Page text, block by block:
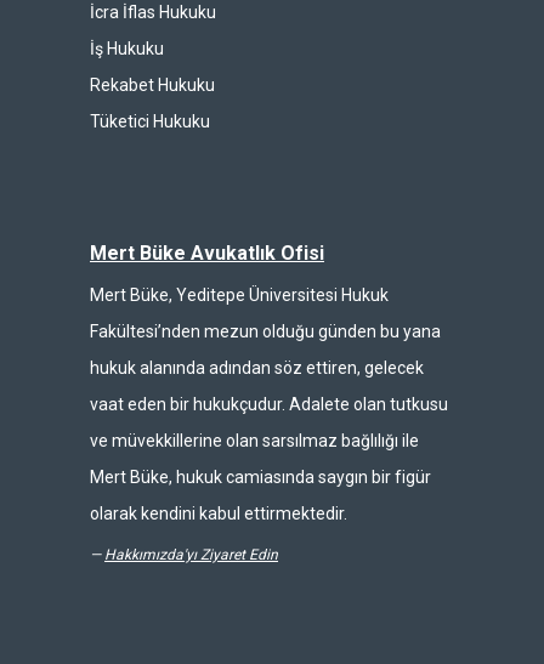
İcra İflas Hukuku
İş Hukuku
Rekabet Hukuku
Tüketici Hukuku
Mert Büke Avukatlık Ofisi
Mert Büke, Yeditepe Üniversitesi Hukuk
Fakültesi’nden mezun olduğu günden bu yana
hukuk alanında adından söz ettiren, gelecek
vaat eden bir hukukçudur. Adalete olan tutkusu
ve müvekkillerine olan sarsılmaz bağlılığı ile
Mert Büke, hukuk camiasında saygın bir figür
olarak kendini kabul ettirmektedir.
— Hakkımızda'yı Ziyaret Edin